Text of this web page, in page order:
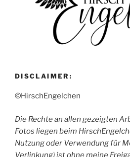
DISCLAIMER:
©HirschEngelchen
Die Rechte an allen gezeigten
Fotos liegen beim
Nutzung oder Verwendung für
Verlinkung) ist ohne meine